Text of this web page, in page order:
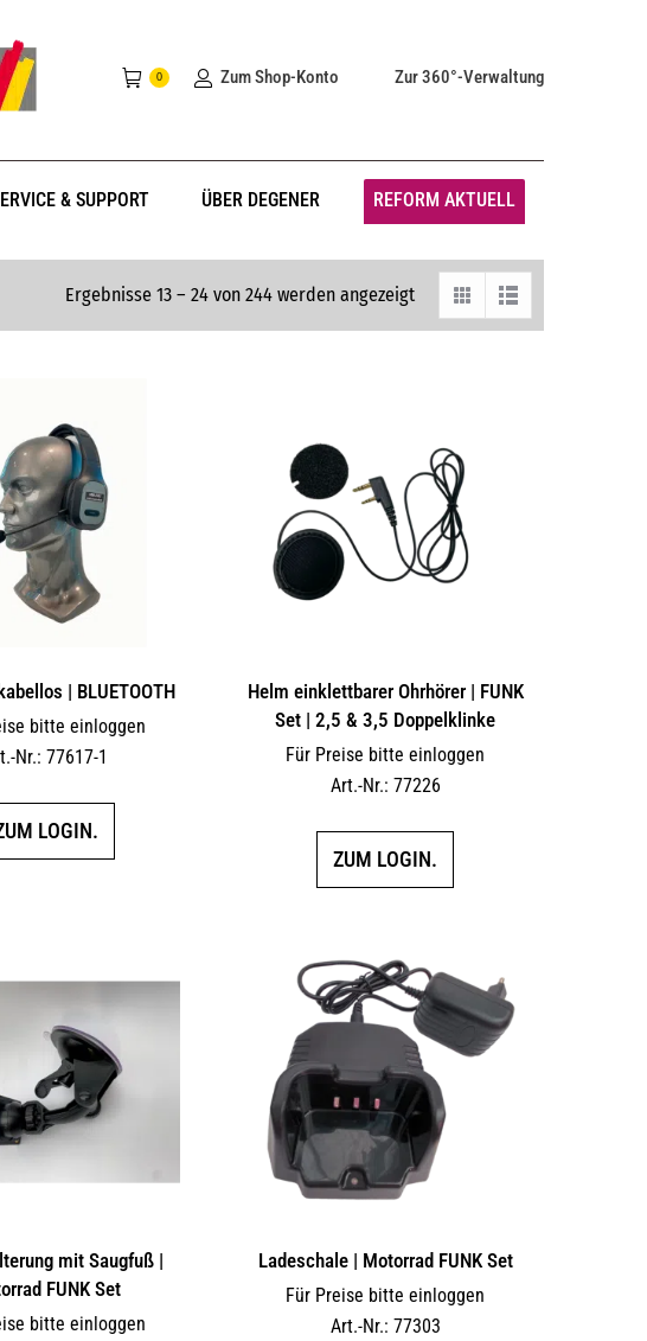
0 Zum Shop-Konto Zur 360°-Verwaltung
& SUPPORT ÜBER DEGENER REFORM AKTUELL
Ergebnisse 13 – 24 von 244 werden angezeigt
| BLUETOOTH
bitte einloggen
Nr.: 77617-1
LOGIN.
Helm einklettbarer Ohrhörer | FUNK
Set | 2,5 & 3,5 Doppelklinke
Für Preise bitte einloggen
Art.-Nr.: 77226
ZUM LOGIN.
mit Saugfuß |
FUNK Set
bitte einloggen
Ladeschale | Motorrad FUNK Set
Für Preise bitte einloggen
Art.-Nr.: 77303